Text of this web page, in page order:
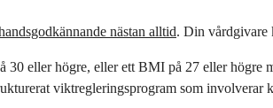
nästan alltid. Din vårdgivare
eller högre, eller ett BMI på 27 eller
viktregleringsprogram som involverar